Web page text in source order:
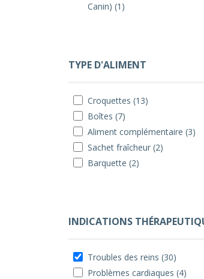
Canin) (1)
TYPE D'ALIMENT
Croquettes (13)
Boîtes (7)
Aliment complémentaire (3)
Sachet fraîcheur (2)
Barquette (2)
INDICATIONS
Troubles des reins (30)
Problèmes cardiaques (4)